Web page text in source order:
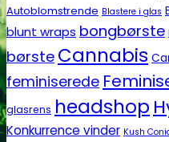
Autoblomstrende Blastere i glas
blunt wraps bongbørste
børste Cannabis
feminiserede
glasrens headshop
Konkurrence vinder Kush